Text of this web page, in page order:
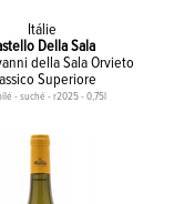
Itálie
Della Sala
della Sala Orvieto
Superiore
- suché - r2025 - 0,75l